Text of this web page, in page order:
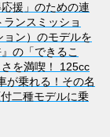
援」のための連
ンスミッショ
ョン）のモデルを
の「できるこ
を満喫！ 125cc
が乗れる！その名
二種モデルに乗